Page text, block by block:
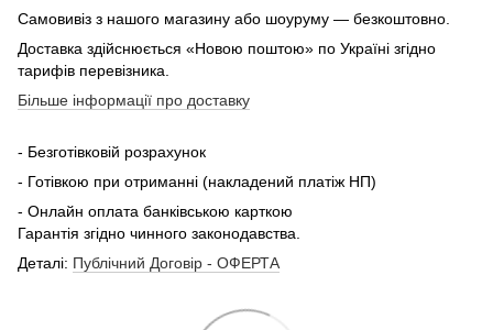
Самовивіз з нашого магазину або шоуруму — безкоштовно.
Доставка здійснюється «Новою поштою» по Україні згідно
тарифів перевізника.
Більше інформації про доставку
- Безготівковій розрахунок
- Готівкою при отриманні (накладений платіж НП)
- Онлайн оплата банківською карткою
Гарантія згідно чинного законодавства.
Деталі: Публічний Договір - ОФЕРТА